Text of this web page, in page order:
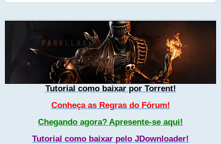
Tutorial como baixar por Torrent!
Conheça as Regras do Fórum!
Chegando agora? Apresente-se aqui!
Tutorial como baixar pelo JDownloader!